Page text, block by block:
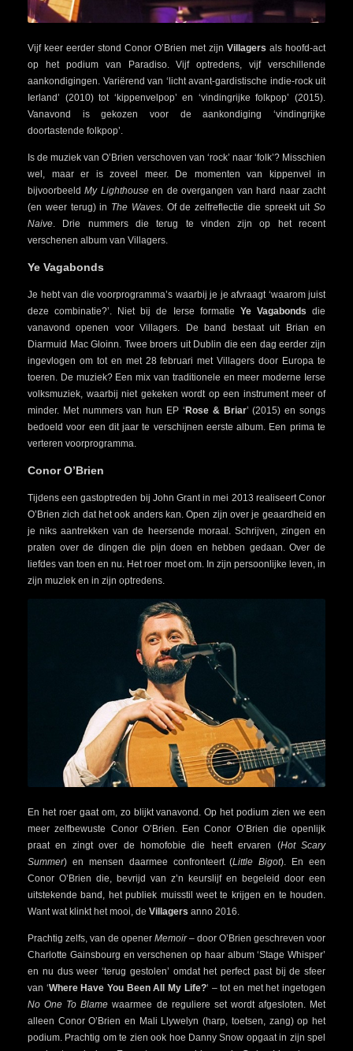
Vijf keer eerder stond Conor O’Brien met zijn Villagers als hoofd-act
op het podium van Paradiso. Vijf optredens, vijf verschillende
aankondigingen. Variërend van ‘licht avant-gardistische indie-rock uit
Ierland’ (2010) tot ‘kippenvelpop’ en ‘vindingrijke folkpop’ (2015).
Vanavond is gekozen voor de aankondiging ‘vindingrijke
doortastende folkpop’.
Is de muziek van O’Brien verschoven van ‘rock’ naar ‘folk’? Misschien
wel, maar er is zoveel meer. De momenten van kippenvel in
bijvoorbeeldMy Lighthouseen de overgangen van hard naar zacht
(en weer terug) in The Waves. Of de zelfreflectie die spreekt uit So
Naive. Drie nummers die terug te vinden zijn op het recent
verschenen album van Villagers.
Ye Vagabonds
Je hebt van die voorprogramma’s waarbij je je afvraagt ‘waarom juist
deze combinatie?’. Niet bij de Ierse formatie Ye Vagabonds die
vanavond openen voor Villagers. De band bestaat uit Brian en
Diarmuid Mac Gloinn. Twee broers uit Dublin die een dag eerder zijn
ingevlogen om tot en met 28 februari met Villagers door Europa te
toeren. De muziek? Een mix van traditionele en meer moderne Ierse
volksmuziek, waarbij niet gekeken wordt op een instrument meer of
minder. Met nummers van hun EP ‘Rose & Briar’ (2015) en songs
bedoeld voor een dit jaar te verschijnen eerste album. Een prima te
verteren voorprogramma.
Conor O’Brien
Tijdens een gastoptreden bij John Grant in mei 2013 realiseert Conor
O’Brien zich dat het ook anders kan. Open zijn over je geaardheid en
je niks aantrekken van de heersende moraal. Schrijven, zingen en
praten over de dingen die pijn doen en hebben gedaan. Over de
liefdes van toen en nu. Het roer moet om. In zijn persoonlijke leven, in
zijn muziek en in zijn optredens.
En het roer gaat om, zo blijkt vanavond. Op het podium zien we een
meer zelfbewuste Conor O’Brien. Een Conor O’Brien die openlijk
praat en zingt over de homofobie die heeft ervaren (Hot Scary
Summer) en mensen daarmee confronteert (Little Bigot). En een
Conor O’Brien die, bevrijd van z’n keurslijf en begeleid door een
uitstekende band, het publiek muisstil weet te krijgen en te houden.
Want wat klinkt het mooi, de Villagers anno 2016.
Prachtig zelfs, van de opener Memoir– door O’Brien geschreven voor
Charlotte Gainsbourg en verschenen op haar album ‘Stage Whisper’
en nu dus weer ‘terug gestolen’ omdat het perfect past bij de sfeer
van ‘Where Have You Been All My Life?‘ – tot en met het ingetogen
No One To Blame waarmee de reguliere set wordt afgesloten. Met
alleen Conor O’Brien en Mali Llywelyn (harp, toetsen, zang) op het
podium. Prachtig om te zien ook hoe Danny Snow opgaat in zijn spel